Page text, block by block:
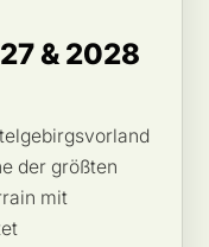
& 2028
der größten
mit